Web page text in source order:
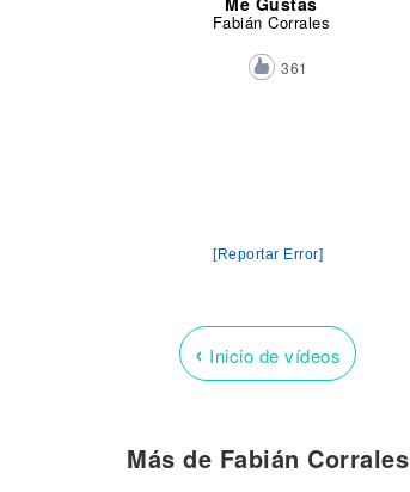
Fabián Corrales
361
[Reportar Error]
‹ Inicio de vídeos
Más de Fabián Corrales